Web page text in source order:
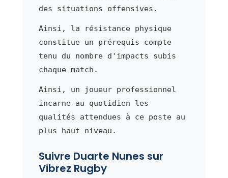
des situations offensives.
Ainsi, la résistance physique
constitue un prérequis compte
tenu du nombre d'impacts subis
chaque match.
Ainsi, un joueur professionnel
incarne au quotidien les
qualités attendues à ce poste au
plus haut niveau.
Suivre Duarte Nunes sur
Vibrez Rugby